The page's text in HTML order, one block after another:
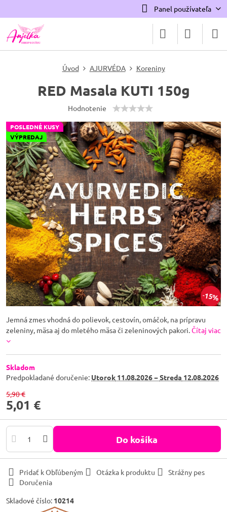
Panel používateľa
POSLEDNÉ KUSY
VÝPREDAJ
15%
Úvod AJURVÉDA Koreniny
RED Masala KUTI 150g
Hodnotenie
Jemná zmes vhodná do polievok, cestovín, omáčok, na prípravu
zeleniny, mäsa aj do mletého mäsa či zeleninových pakori.Čítaj viac
Skladom
Predpokladané doručenie: Utorok 11.08.2026 −Streda 12.08.2026
5,90 €
5,01 €
Do košíka
Pridať k Obľúbeným Otázka k produktu
Strážny pes
Doručenia
Skladové číslo: 10214